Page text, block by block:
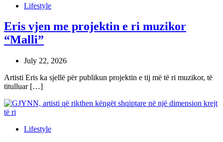
Lifestyle
Eris vjen me projektin e ri muzikor
“Malli”
July 22, 2026
Artisti Eris ka sjellë për publikun projektin e tij më të ri muzikor, të
titulluar […]
Lifestyle